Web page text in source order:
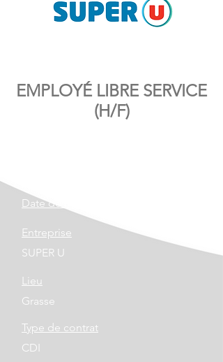
EMPLOYÉ LIBRE SERVICE
(H/F)
Date de mise en ligne
Entreprise
SUPER U
Lieu
Grasse
Type de contrat
CDI